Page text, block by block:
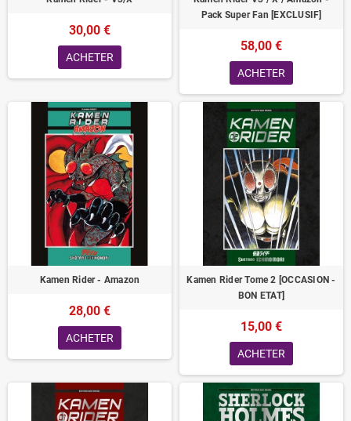
30,00 €
ACHETER
Pack Super Fan [EXCLUSIF]
58,00 €
ACHETER
Kamen Rider - Amazon
28,00 €
ACHETER
Kamen Rider Tome 2 [OCCASION -
BON ETAT]
15,00 €
ACHETER